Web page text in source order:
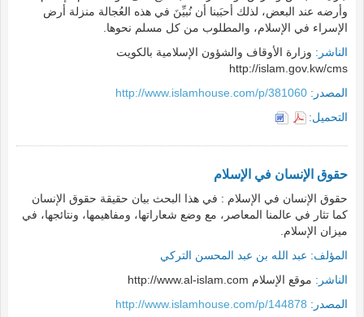
وأرضه عند البعض، لذلك أحبَبنا أن نُبيِّنَ في هذه العُجالة منزلة أرض
الإسراء في الإسلام، والمطلوب من كل مسلم نحوها.
الناشر: وزارة الأوقاف والشؤون الإسلامية بالكويت
http://islam.gov.kw/cms
المصدر: http://www.islamhouse.com/p/381060
التحميل:
حقوق الإنسان في الإسلام
حقوق الإنسان في الإسلام : في هذا البحث بيان حقيقة حقوق الإنسان
كما تثار في عالمنا المعاصر، مع وضع شعاراتها، ومفاهيمها، ونتائجها، في
ميزان الإسلام.
المؤلف: عبد الله بن عبد المحسن التركي
الناشر: موقع الإسلام http://www.al-islam.com
المصدر: http://www.islamhouse.com/p/144878